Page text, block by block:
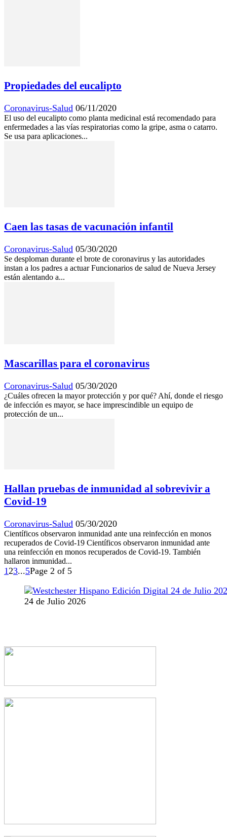
Propiedades del eucalipto
Coronavirus-Salud 06/11/2020
El uso del eucalipto como planta medicinal está recomendado para
enfermedades a las vías respiratorias como la gripe, asma o catarro.
Se usa para aplicaciones...
Caen las tasas de vacunación infantil
Coronavirus-Salud 05/30/2020
Se desploman durante el brote de coronavirus y las autoridades
instan a los padres a actuar Funcionarios de salud de Nueva Jersey
están alentando a...
Mascarillas para el coronavirus
Coronavirus-Salud 05/30/2020
¿Cuáles ofrecen la mayor protección y por qué? Ahí, donde el riesgo
de infección es mayor, se hace imprescindible un equipo de
protección de un...
Hallan pruebas de inmunidad al sobrevivir a
Covid-19
Coronavirus-Salud 05/30/2020
Científicos observaron inmunidad ante una reinfección en monos
recuperados de Covid-19 Científicos observaron inmunidad ante
una reinfección en monos recuperados de Covid-19. También
hallaron inmunidad...
123...5Page 2 of 5
24 de Julio 2026